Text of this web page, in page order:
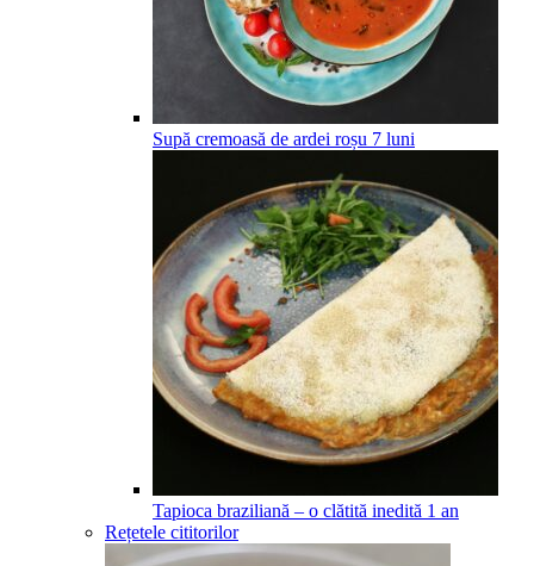
Supă cremoasă de ardei roșu 7 luni
Tapioca braziliană – o clătită inedită 1 an
Rețetele cititorilor